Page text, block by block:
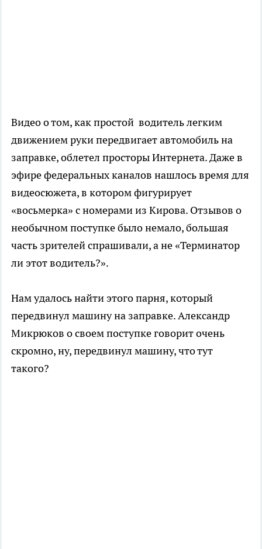
Видео о том, как простой водитель легким
движением руки передвигает автомобиль на
заправке, облетел просторы Интернета. Даже в
эфире федеральных каналов нашлось время для
видеосюжета, в котором фигурирует
«восьмерка» с номерами из Кирова. Отзывов о
необычном поступке было немало, большая
часть зрителей спрашивали, а не «Терминатор
ли этот водитель?».
Нам удалось найти этого парня, который
передвинул машину на заправке. Александр
Микрюков о своем поступке говорит очень
скромно, ну, передвинул машину, что тут
такого?